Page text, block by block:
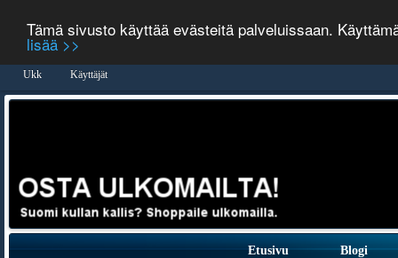
Tämä sivusto käyttää evästeitä palveluissaan.
lisää >>
Ukk Käyttäjät
Etusivu Blogi